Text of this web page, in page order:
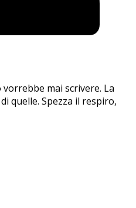
mai scrivere. La
quelle. Spezza il respiro,